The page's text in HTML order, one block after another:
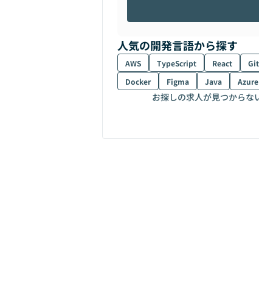
人気の開発言語から探す
AWS TypeScript React Git
Docker
Figma Java Azure
お探しの求人が見つからな